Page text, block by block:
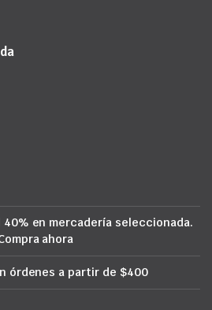
en mercadería seleccionada.
ahora
órdenes a partir de $400